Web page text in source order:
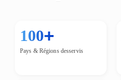
100+
Pays & Régions desservis